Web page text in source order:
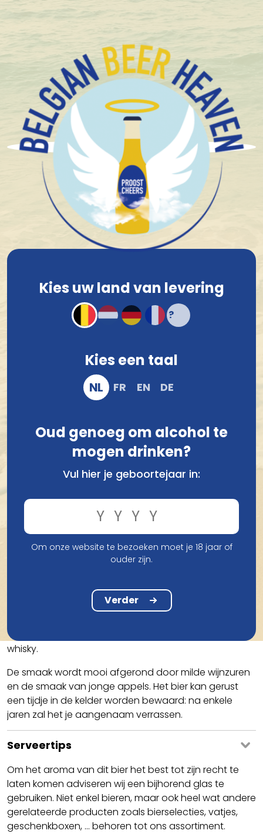
+1.600 Belgische speciaalbieren in stock
Brouwerij Boon
Boon Gueuze Mariage
Parfait 37,5Cl
alcohol Blond Spontane Gisting
Zuur Bier
Zure bieren
Lambiek 16°plato
In winkelmandje
Compact en stevig verpakt
Veilig online bestellen en betalen
Smaak
smaak. Je proeft voornamelijk toetsen van
citrusvruchten zoals pompelmoes en limoen,
fenolische componenten die doen denken aan
whisky.
De smaak wordt mooi afgerond door milde wijnzuren
en de smaak van jonge appels. Het bier kan gerust
een tijdje in de kelder worden bewaard: na enkele
jaren zal het je aangenaam verrassen.
Serveertips
Om het aroma van dit bier het best tot zijn recht te
laten komen adviseren wij een bijhorend glas te
gebruiken. Niet enkel bieren, maar ook heel wat andere
gerelateerde producten zoals bierselecties, vatjes,
geschenkboxen, ... behoren tot ons assortiment.
Kies uw land van levering
Kies een taal
NL FR EN DE
Oud genoeg om alcohol te
mogen drinken?
Vul hier je geboortejaar in:
Om onze website te bezoeken moet je 18 jaar of
ouder zijn.
Verder